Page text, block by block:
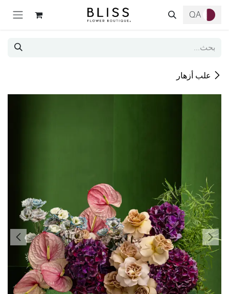
QA
علب أزهار